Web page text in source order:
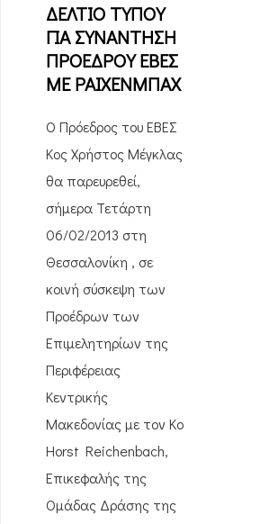
ΔΕΛΤΙΟ ΤΥΠΟΥ
ΓΙΑ ΣΥΝΑΝΤΗΣΗ
ΠΡΟΕΔΡΟΥ ΕΒΕΣ
ΜΕ ΡΑΙΧΕΝΜΠΑΧ
Ο Πρόεδρος του ΕΒΕΣ
Κος Χρήστος Μέγκλας
θα παρευρεθεί,
σήμερα Τετάρτη
06/02/2013 στη
Θεσσαλονίκη , σε
κοινή σύσκεψη των
Προέδρων των
Επιμελητηρίων της
Περιφέρειας
Κεντρικής
Μακεδονίας με τον Κο
Horst Reichenbach,
Επικεφαλής της
Ομάδας Δράσης της